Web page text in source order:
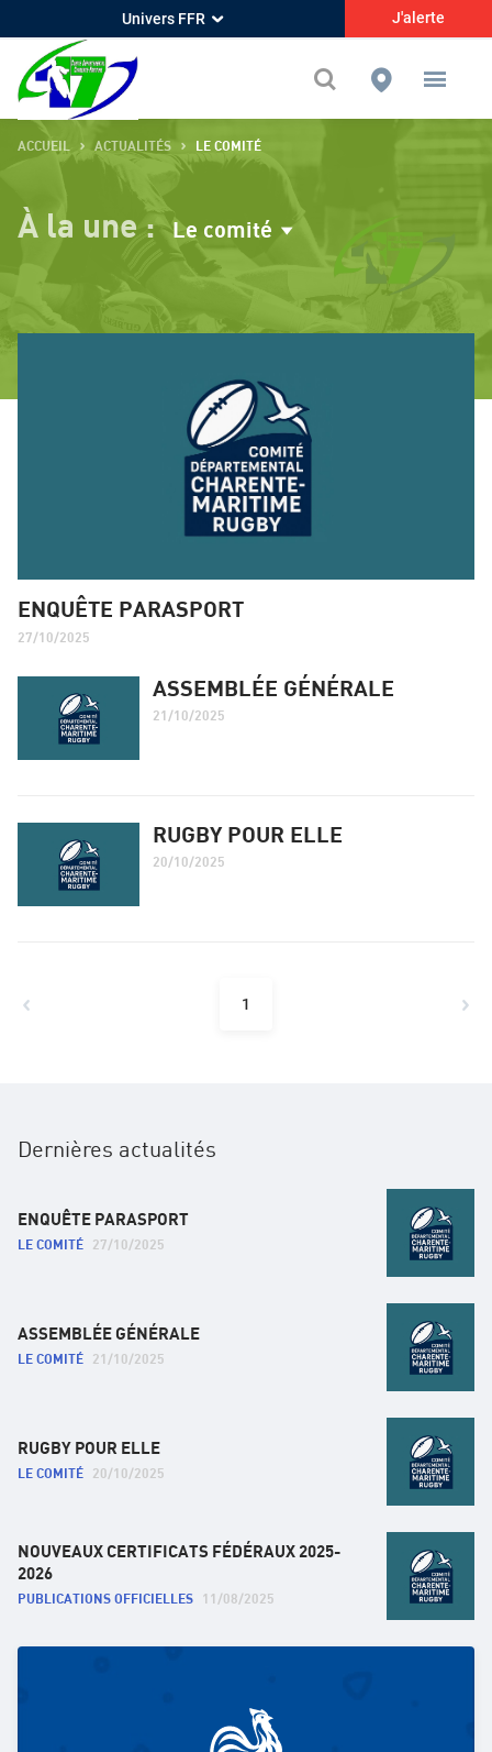
Univers FFR J'alerte
ACCUEIL ACTUALITÉS LE COMITÉ
À la une : Le comité
ENQUÊTE PARASPORT
27/10/2025
ASSEMBLÉE GÉNÉRALE
21/10/2025
RUGBY POUR ELLE
20/10/2025
1
Dernières actualités
ENQUÊTE PARASPORT
LE COMITÉ 27/10/2025
ASSEMBLÉE GÉNÉRALE
LE COMITÉ 21/10/2025
RUGBY POUR ELLE
LE COMITÉ 20/10/2025
NOUVEAUX CERTIFICATS FÉDÉRAUX 2025-
2026
PUBLICATIONS OFFICIELLES 11/08/2025